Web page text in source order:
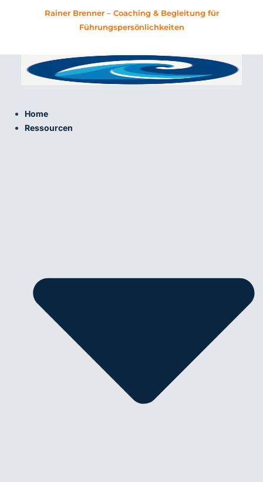
Rainer Brenner – Coaching & Begleitung für
Führungspersönlichkeiten
Home
Ressourcen